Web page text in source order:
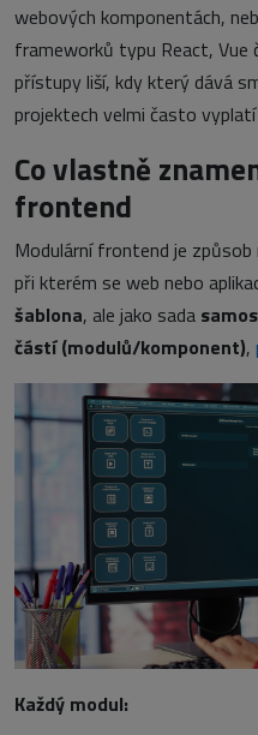
webových komponentách,
frameworků typu React, Vue
přístupy liší, kdy který dává
projektech velmi často vyplatí
Co vlastně
frontend
Modulární frontend je
při kterém se web nebo
šablona, ale jako sada
částí (modulů/komponent),
Každý modul: